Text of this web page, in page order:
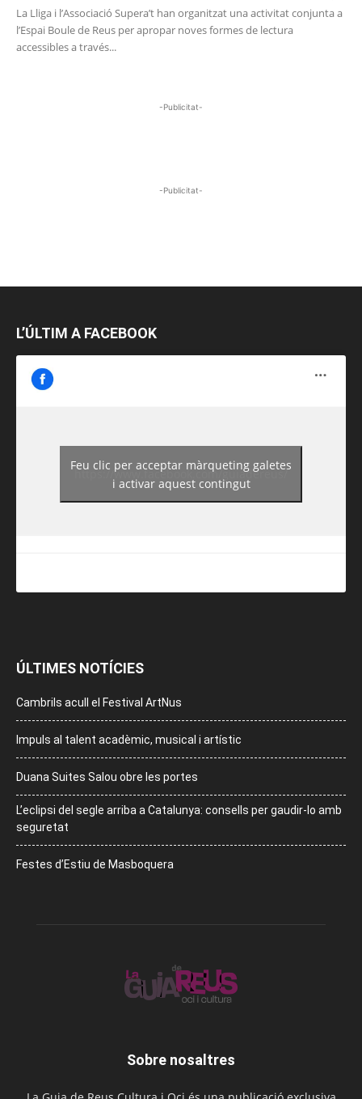
La Lliga i l’Associació Supera’t han organitzat una activitat conjunta a
l’Espai Boule de Reus per apropar noves formes de lectura
accessibles a través...
-Publicitat-
-Publicitat-
L’ÚLTIM A FACEBOOK
https://www.facebook.com/guiadereus/
Feu clic per acceptar màrqueting galetes
i activar aquest contingut
ÚLTIMES NOTÍCIES
Cambrils acull el Festival ArtNus
Impuls al talent acadèmic, musical i artístic
Duana Suites Salou obre les portes
L’eclipsi del segle arriba a Catalunya: consells per gaudir-lo amb
seguretat
Festes d’Estiu de Masboquera
Sobre nosaltres